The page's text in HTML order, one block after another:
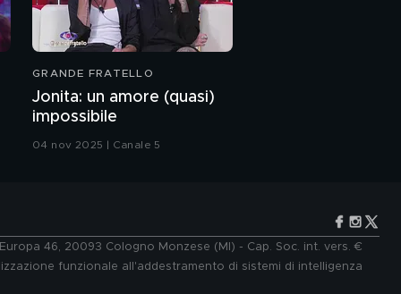
GRANDE FRATELLO
Jonita: un amore (quasi)
impossibile
04 nov 2025 | Canale 5
46, 20093 Cologno Monzese (MI) - Cap. Soc. int. vers. €
funzionale all'addestramento di sistemi di intelligenza